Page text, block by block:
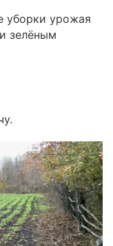
уборки урожая
зелёным